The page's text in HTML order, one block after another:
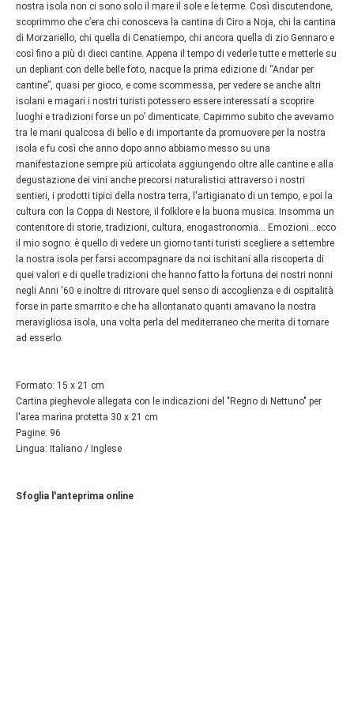
nostra isola non ci sono solo il mare il sole e le terme. Così discutendone,
scoprimmo che c’era chi conosceva la cantina di Ciro a Noja, chi la cantina
di Morzariello, chi quella di Cenatiempo, chi ancora quella di zio Gennaro e
così fino a più di dieci cantine. Appena il tempo di vederle tutte e metterle su
un depliant con delle belle foto, nacque la prima edizione di “Andar per
cantine”, quasi per gioco, e come scommessa, per vedere se anche altri
isolani e magari i nostri turisti potessero essere interessati a scoprire
luoghi e tradizioni forse un po’ dimenticate. Capimmo subito che avevamo
tra le mani qualcosa di bello e di importante da promuovere per la nostra
isola e fu così che anno dopo anno abbiamo messo su una
manifestazione sempre più articolata aggiungendo oltre alle cantine e alla
degustazione dei vini anche precorsi naturalistici attraverso i nostri
sentieri, i prodotti tipici della nostra terra, l'artigianato di un tempo, e poi la
cultura con la Coppa di Nestore, il folklore e la buona musica. Insomma un
contenitore di storie, tradizioni, cultura, enogastronomia... Emozioni...ecco
il mio sogno: è quello di vedere un giorno tanti turisti scegliere a settembre
la nostra isola per farsi accompagnare da noi ischitani alla riscoperta di
quei valori e di quelle tradizioni che hanno fatto la fortuna dei nostri nonni
negli Anni ‘60 e inoltre di ritrovare quel senso di accoglienza e di ospitalità
forse in parte smarrito e che ha allontanato quanti amavano la nostra
meravigliosa isola, una volta perla del mediterraneo che merita di tornare
ad esserlo.
Formato: 15 x 21 cm
Cartina pieghevole allegata con le indicazioni del "Regno di Nettuno" per
l'area marina protetta 30 x 21 cm
Pagine: 96
Lingua: Italiano / Inglese
Sfoglia l'anteprima online